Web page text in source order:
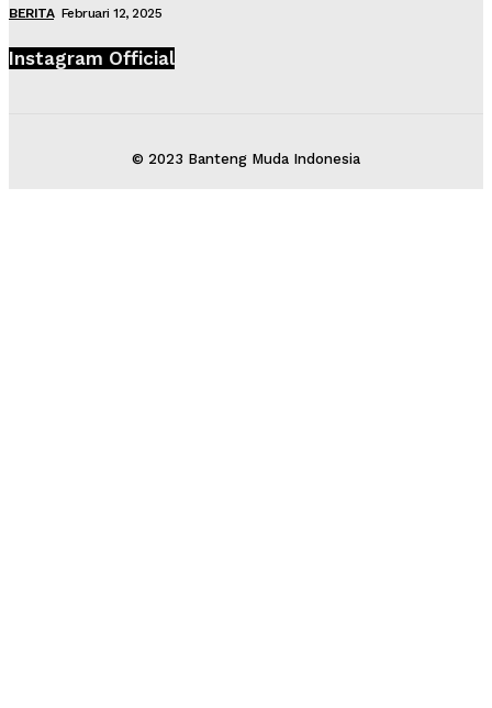
BERITA Februari 12, 2025
Instagram Official
© 2023 Banteng Muda Indonesia